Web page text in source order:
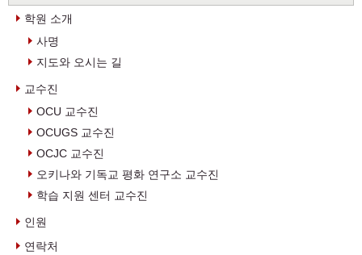
학원 소개
사명
지도와 오시는 길
교수진
OCU 교수진
OCUGS 교수진
OCJC 교수진
오키나와 기독교 평화 연구소 교수진
학습 지원 센터 교수진
인원
연락처